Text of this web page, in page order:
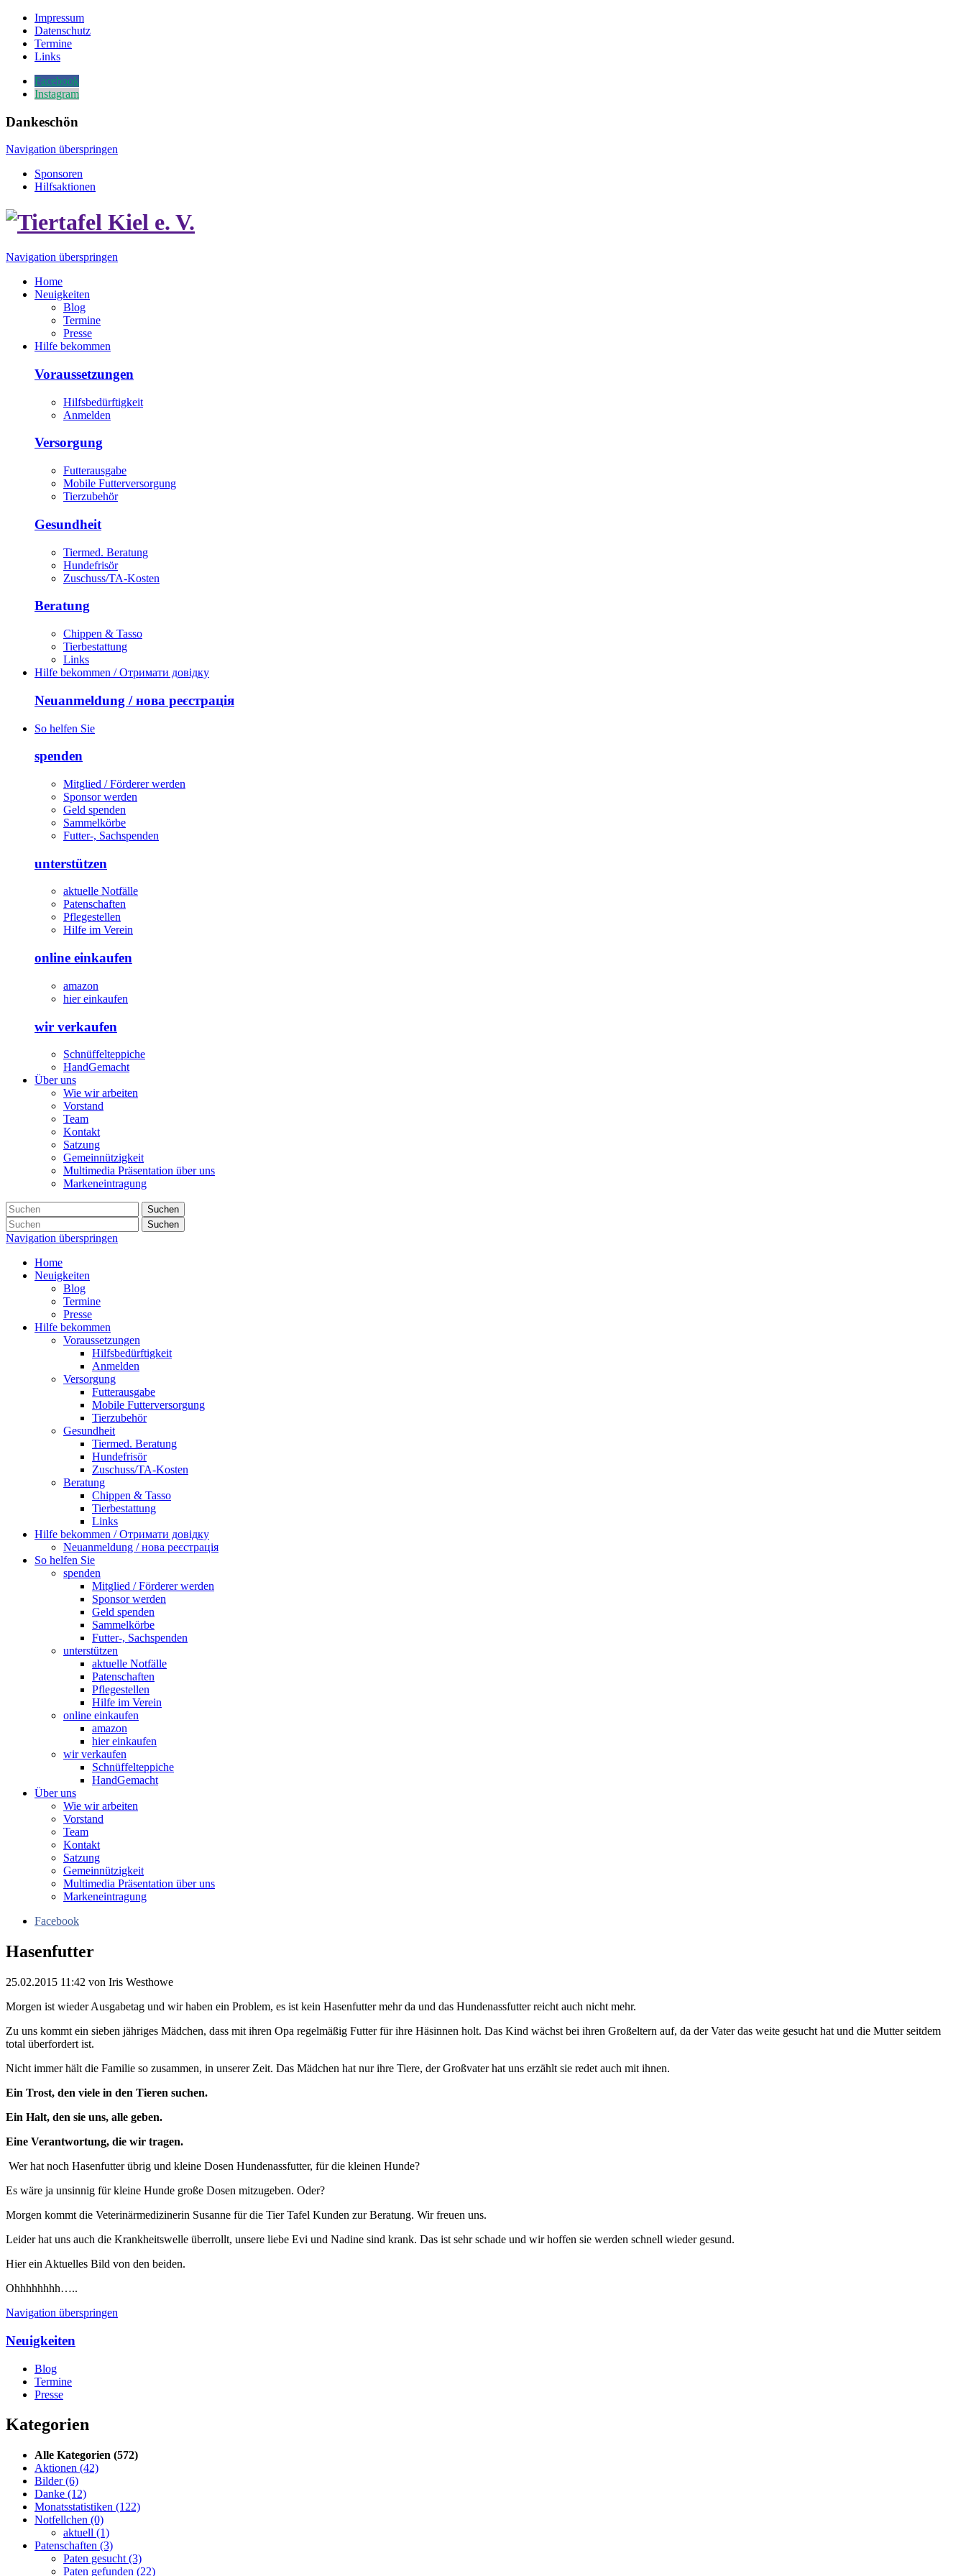
Impressum
Datenschutz
Termine
Links
Facebook
Instagram
Dankeschön
Navigation überspringen
Sponsoren
Hilfsaktionen
Navigation überspringen
Home
Neuigkeiten
Blog
Termine
Presse
Hilfe bekommen
Voraussetzungen
Hilfsbedürftigkeit
Anmelden
Versorgung
Futterausgabe
Mobile Futterversorgung
Tierzubehör
Gesundheit
Tiermed. Beratung
Hundefrisör
Zuschuss/TA-Kosten
Beratung
Chippen & Tasso
Tierbestattung
Links
Hilfe bekommen / Отримати довідку
Neuanmeldung / нова реєстрація
So helfen Sie
spenden
Mitglied / Förderer werden
Sponsor werden
Geld spenden
Sammelkörbe
Futter-, Sachspenden
unterstützen
aktuelle Notfälle
Patenschaften
Pflegestellen
Hilfe im Verein
online einkaufen
amazon
hier einkaufen
wir verkaufen
Schnüffelteppiche
HandGemacht
Über uns
Wie wir arbeiten
Vorstand
Team
Kontakt
Satzung
Gemeinnützigkeit
Multimedia Präsentation über uns
Markeneintragung
Suchen
Suchen
Navigation überspringen
Home
Neuigkeiten
Blog
Termine
Presse
Hilfe bekommen
Voraussetzungen
Hilfsbedürftigkeit
Anmelden
Versorgung
Futterausgabe
Mobile Futterversorgung
Tierzubehör
Gesundheit
Tiermed. Beratung
Hundefrisör
Zuschuss/TA-Kosten
Beratung
Chippen & Tasso
Tierbestattung
Links
Hilfe bekommen / Отримати довідку
Neuanmeldung / нова реєстрація
So helfen Sie
spenden
Mitglied / Förderer werden
Sponsor werden
Geld spenden
Sammelkörbe
Futter-, Sachspenden
unterstützen
aktuelle Notfälle
Patenschaften
Pflegestellen
Hilfe im Verein
online einkaufen
amazon
hier einkaufen
wir verkaufen
Schnüffelteppiche
HandGemacht
Über uns
Wie wir arbeiten
Vorstand
Team
Kontakt
Satzung
Gemeinnützigkeit
Multimedia Präsentation über uns
Markeneintragung
Facebook
Hasenfutter
25.02.2015 11:42 von Iris Westhowe
Morgen ist wieder Ausgabetag und wir haben ein Problem, es ist kein Hasenfutter mehr da und das Hundenassfutter reicht auch nicht mehr.
Zu uns kommt ein sieben jähriges Mädchen, dass mit ihren Opa regelmäßig Futter für ihre Häsinnen holt. Das Kind wächst bei ihren Großeltern auf, da der Vater das weite gesucht hat und die Mutter seitdem
total überfordert ist.
Nicht immer hält die Familie so zusammen, in unserer Zeit. Das Mädchen hat nur ihre Tiere, der Großvater hat uns erzählt sie redet auch mit ihnen.
Ein Trost, den viele in den Tieren suchen.
Ein Halt, den sie uns, alle geben.
Eine Verantwortung, die wir tragen.
Wer hat noch Hasenfutter übrig und kleine Dosen Hundenassfutter, für die kleinen Hunde?
Es wäre ja unsinnig für kleine Hunde große Dosen mitzugeben. Oder?
Morgen kommt die Veterinärmedizinerin Susanne für die Tier Tafel Kunden zur Beratung. Wir freuen uns.
Leider hat uns auch die Krankheitswelle überrollt, unsere liebe Evi und Nadine sind krank. Das ist sehr schade und wir hoffen sie werden schnell wieder gesund.
Hier ein Aktuelles Bild von den beiden.
Ohhhhhhhh…..
Navigation überspringen
Neuigkeiten
Blog
Termine
Presse
Kategorien
Alle Kategorien (572)
Aktionen (42)
Bilder (6)
Danke (12)
Monatsstatistiken (122)
Notfellchen (0)
aktuell (1)
Patenschaften (3)
Paten gesucht (3)
Paten gefunden (22)